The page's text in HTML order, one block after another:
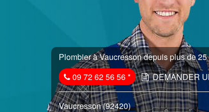
Plombier à Vaucresson depuis plus de 25
09 72 62 56 56* DEMANDER
Vaucresson (92420)